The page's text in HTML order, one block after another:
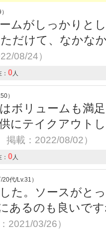
ムがしっかりと
だけて、なかな
08/24）
0人
）
ボリュームも満
にテイクアウト
掲載：2022/08/02）
0人
代/Lv.31）
た。ソースがと
あるのも良いで
2021/03/26）